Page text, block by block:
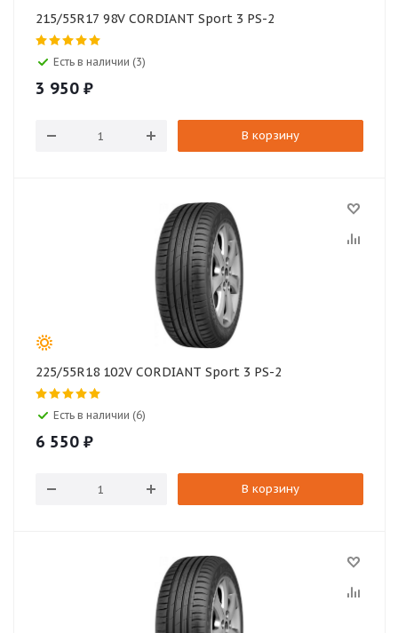
215/55R17 98V CORDIANT Sport 3 PS-2
Есть в наличии (3)
3 950 ₽
В корзину
225/55R18 102V CORDIANT Sport 3 PS-2
Есть в наличии (6)
6 550 ₽
В корзину